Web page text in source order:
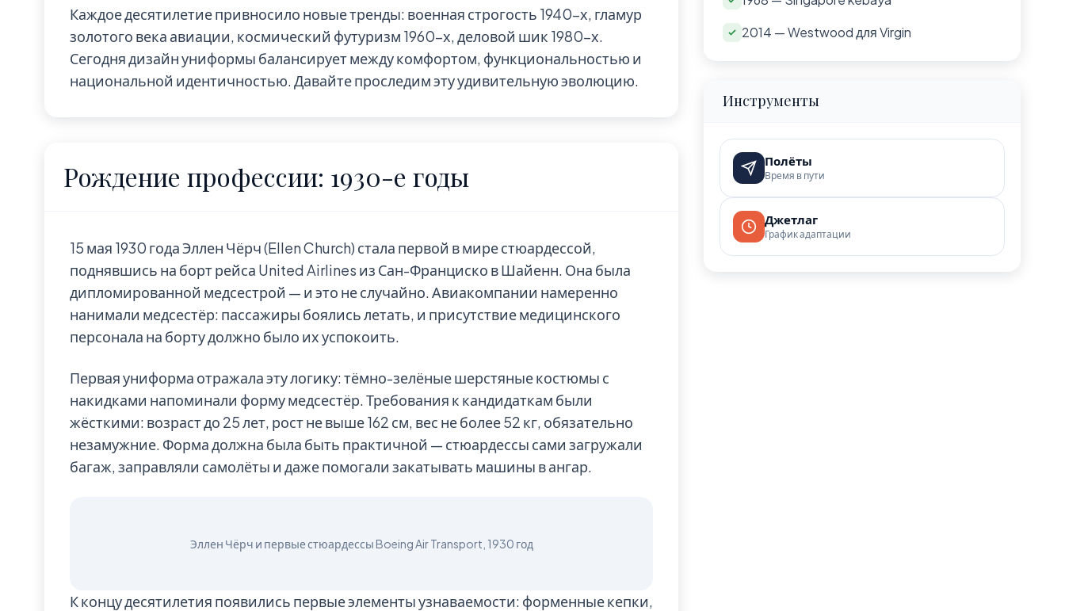
Каждое десятилетие привносило новые тренды: военная строгость 1940-х, гламур
золотого века авиации, космический футуризм 1960-х, деловой шик 1980-х.
Сегодня дизайн униформы балансирует между комфортом, функциональностью и
национальной идентичностью. Давайте проследим эту удивительную эволюцию.
Рождение профессии: 1930-е годы
15 мая 1930 года Эллен Чёрч (Ellen Church) стала первой в мире стюардессой,
поднявшись на борт рейса United Airlines из Сан-Франциско в Шайенн. Она была
дипломированной медсестрой — и это не случайно. Авиакомпании намеренно
нанимали медсестёр: пассажиры боялись летать, и присутствие медицинского
персонала на борту должно было их успокоить.
Первая униформа отражала эту логику: тёмно-зелёные шерстяные костюмы с
накидками напоминали форму медсестёр. Требования к кандидаткам были
жёсткими: возраст до 25 лет, рост не выше 162 см, вес не более 52 кг, обязательно
незамужние. Форма должна была быть практичной — стюардессы сами загружали
багаж, заправляли самолёты и даже помогали закатывать машины в ангар.
К концу десятилетия появились первые элементы узнаваемости: форменные кепки,
2014 — Westwood для Virgin
Инструменты
Полёты
Время в пути
Джетлаг
График адаптации